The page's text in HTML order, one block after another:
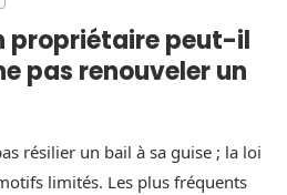
propriétaire peut-il
pas renouveler un
résilier un bail à sa guise ; la loi
limités. Les plus fréquents